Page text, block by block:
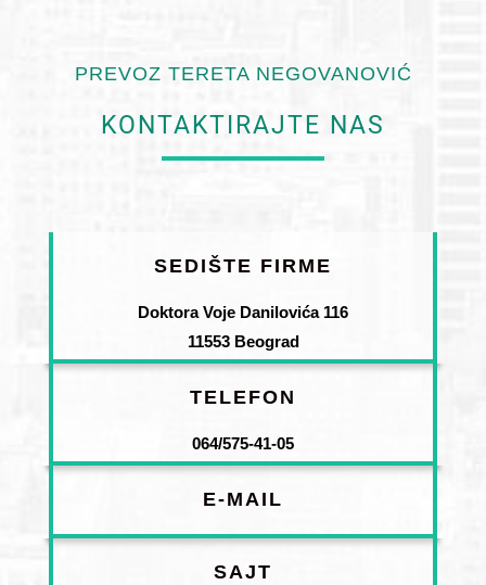
PREVOZ TERETA NEGOVANOVIĆ
KONTAKTIRAJTE NAS
SEDIŠTE FIRME
Doktora Voje Danilovića 116
11553 Beograd
TELEFON
064/575-41-05
E-MAIL
SAJT